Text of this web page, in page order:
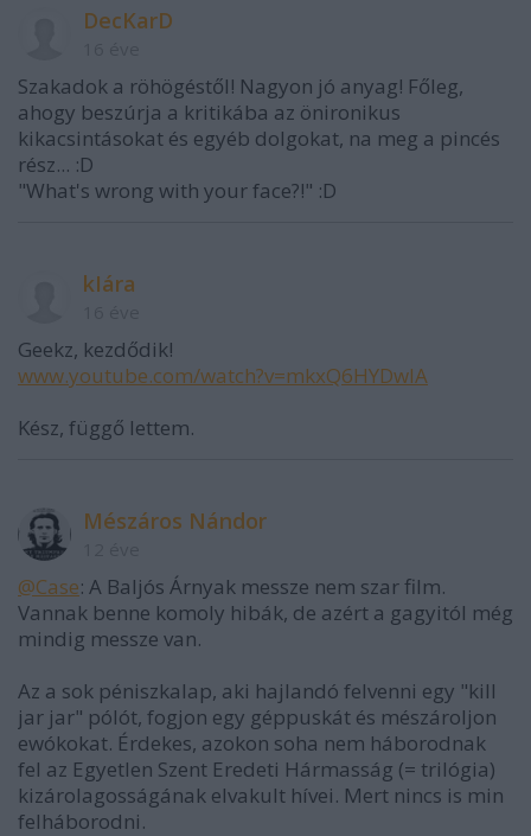
DecKarD
Szakadok a röhögéstől! Nagyon jó anyag! Főleg,
ahogy beszúrja a kritikába az önironikus
kikacsintásokat és egyéb dolgokat, na meg a pincés
rész... :D
"What's wrong with your face?!" :D
kIára
Geekz, kezdődik!
www.youtube.com/watch?v=mkxQ6HYDwIA
Kész, függő lettem.
Mészáros Nándor
@Case: A Baljós Árnyak messze nem szar film.
Vannak benne komoly hibák, de azért a gagyitól még
mindig messze van.
Az a sok péniszkalap, aki hajlandó felvenni egy "kill
jar jar" pólót, fogjon egy géppuskát és mészároljon
ewókokat. Érdekes, azokon soha nem háborodnak
fel az Egyetlen Szent Eredeti Hármasság (= trilógia)
kizárolagosságának elvakult hívei. Mert nincs is min
felháborodni.